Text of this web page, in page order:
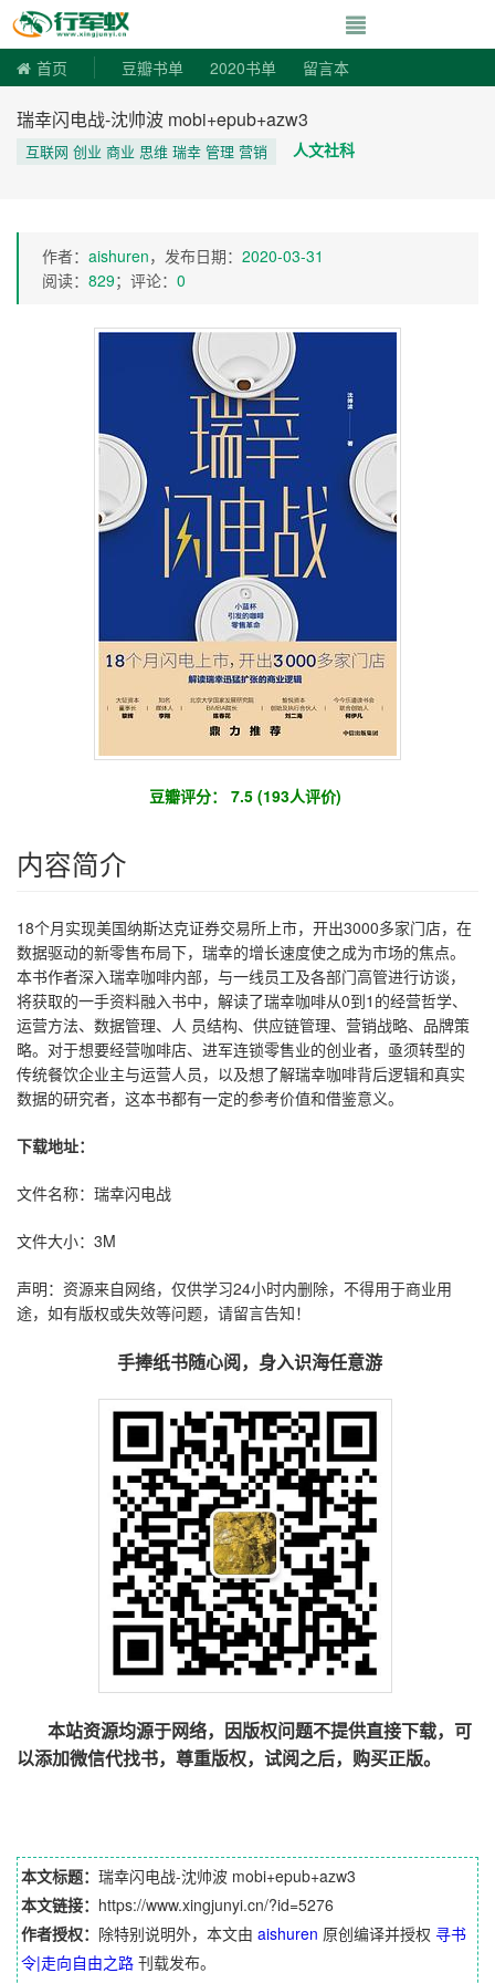
寻书令|走向自
首页 豆瓣书单 2020书单 留言本
瑞幸闪电战-沈帅波 mobi+epub+azw3
互联网 创业 商业 思维 瑞幸 管理 营销 人文社科
作者： aishuren，发布日期： 2020-03-31
阅读： 829；评论： 0
豆瓣评分： 7.5 (193人评价)
内容简介
18个月实现美国纳斯达克证券交易所上市，开出3000多家门店，在
数据驱动的新零售布局下，瑞幸的增长速度使之成为市场的焦点。
本书作者深入瑞幸咖啡内部，与一线员工及各部门高管进行访谈，
将获取的一手资料融入书中，解读了瑞幸咖啡从0到1的经营哲学、
运营方法、数据管理、人 员结构、供应链管理、营销战略、品牌策
略。对于想要经营咖啡店、进军连锁零售业的创业者，亟须转型的
传统餐饮企业主与运营人员，以及想了解瑞幸咖啡背后逻辑和真实
数据的研究者，这本书都有一定的参考价值和借鉴意义。
下载地址：
文件名称：瑞幸闪电战
文件大小：3M
声明：资源来自网络，仅供学习24小时内删除，不得用于商业用
途，如有版权或失效等问题，请留言告知！
手捧纸书随心阅，身入识海任意游
本站资源均源于网络，因版权问题不提供直接下载，可
以添加微信代找书，尊重版权，试阅之后，购买正版。
本文标题： 瑞幸闪电战-沈帅波 mobi+epub+azw3
本文链接： https://www.xingjunyi.cn/?id=5276
作者授权： 除特别说明外，本文由 aishuren 原创编译并授权 寻书
令|走向自由之路 刊载发布。